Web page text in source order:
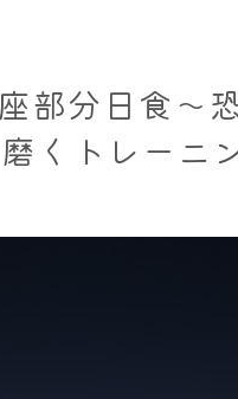
部分日食～
くトレーニ